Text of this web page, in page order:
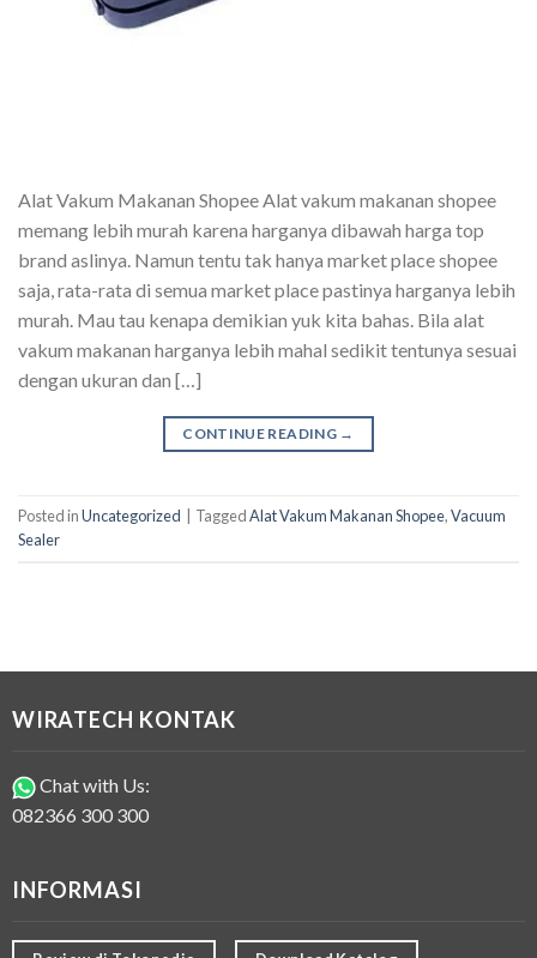
Alat Vakum Makanan Shopee Alat vakum makanan shopee
memang lebih murah karena harganya dibawah harga top
brand aslinya. Namun tentu tak hanya market place shopee
saja, rata-rata di semua market place pastinya harganya lebih
murah. Mau tau kenapa demikian yuk kita bahas. Bila alat
vakum makanan harganya lebih mahal sedikit tentunya sesuai
dengan ukuran dan […]
CONTINUE READING →
Posted inUncategorized TaggedAlat Vakum Makanan Shopee,Vacuum
Sealer
WIRATECH KONTAK
Chat with Us:
082366 300 300
INFORMASI